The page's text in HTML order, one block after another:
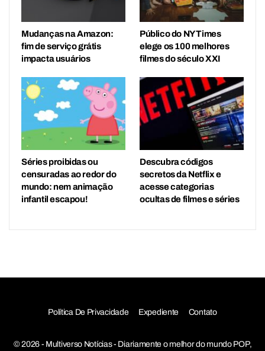
Mudanças na Amazon:
fim de serviço grátis
impacta usuários
Público do NY Times
elege os 100 melhores
filmes do século XXI
Séries proibidas ou
censuradas ao redor do
mundo: nem animação
infantil escapou!
Descubra códigos
secretos da Netflix e
acesse categorias
ocultas de filmes e séries
Política De Privacidade Expediente Contato
© 2026 - Multiverso Notícias - Diariamente o melhor do mundo POP,